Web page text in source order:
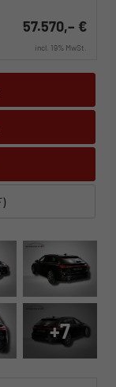
57.570,– €
incl. 19% MwSt.
+7